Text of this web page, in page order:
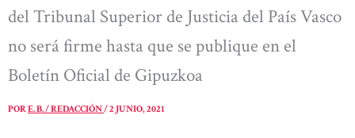
del Tribunal Superior de Justicia del País Vasco
no será firme hasta que se publique en el
Boletín Oficial de Gipuzkoa
PORE. B. / REDACCIÓN/2 JUNIO, 2021